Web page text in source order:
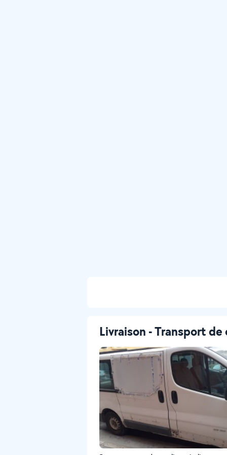
Livraison - Transport de